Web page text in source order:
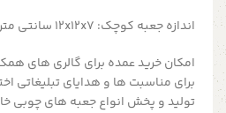
اندازه جعبه کوچک: 12x12x7 سانتی متر
امکان خرید عمده برای گالری های
برای مناسبت ها و هدایای
تولید و پخش انواع جعبه های چوبی